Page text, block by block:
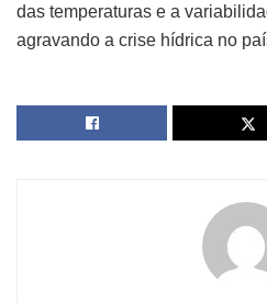
das temperaturas e a
agravando a crise hídrica no